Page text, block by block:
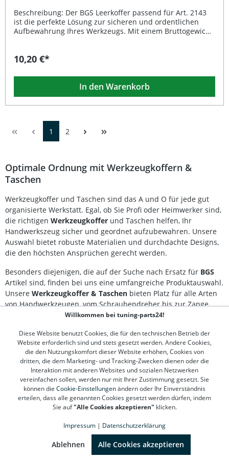
Beschreibung: Der BGS Leerkoffer passend für Art. 2143
ist die perfekte Lösung zur sicheren und ordentlichen
Aufbewahrung Ihres Werkzeugs. Mit einem Bruttogewicht
Ihrer Werkstatt oder unterwegs. Er überzeugt durch
Langlebigkeit – ideal als Ersatzkoffer oder zur
individuellen Bestückung. Passend für BGS Artikel 2143
Stabiles, leichtes Kunststoffgehäuse Sicherer Schutz und
einfache Organisation Ihres Werkzeugs Ideal als Ersatz-
robust verarbeitet Lieferumfang: 1 × Leerkoffer passend
für Art. 2143
10,20 €*
In den Warenkorb
1 2
Optimale Ordnung mit Werkzeugkoffern &
Taschen
Werkzeugkoffer und Taschen sind das A und O für jede gut
organisierte Werkstatt. Egal, ob Sie Profi oder Heimwerker sind,
die richtigen Werkzeugkoffer und Taschen helfen, Ihr
Handwerkszeug sicher und geordnet aufzubewahren. Unsere
Auswahl bietet robuste Materialien und durchdachte Designs,
die den höchsten Ansprüchen gerecht werden.
Besonders diejenigen, die auf der Suche nach Ersatz für BGS
Artikel sind, finden bei uns eine umfangreiche Produktauswahl.
Unsere Werkzeugkoffer & Taschen bieten Platz für alle Arten
von Handwerkzeugen, vom Schraubendreher bis zur Zange,
und sorgen dafür, dass alles seinen richtigen Platz hat, auch
Beschädigungen zeichnen unsere Produkte aus.
Kontakt
Kundenservice
Top Marken
Willkommen bei tuning-parts24!
Diese Website benutzt Cookies, die für den technischen Betrieb der
Website erforderlich sind und stets gesetzt werden. Andere Cookies,
die den Nutzungskomfort dieser Website erhöhen, Cookies von
dritten, die dem Marketing- und Tracking-Zwecken dienen oder die
Interaktion mit anderen Websites und sozialen Netzwerken
vereinfachen sollen, werden nur mit Ihrer Zustimmung gesetzt. Sie
können die Cookie-Einstellungenändern oder Ihr Einverständnis
erteilen, dass alle genannten Cookies gesetzt werden dürfen, indem
Sie auf"Alle Cookies akzeptieren" klicken.
Impressum | Datenschutzerklärung
Ablehnen Alle Cookies akzeptieren
(4.78 / 5)
1312
Bewertungen bei: google.de, shopvote.de ⓘ
Informationen zur Echtheit der Bewertungen